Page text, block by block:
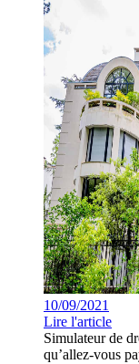
10/09/2021
Lire l'article
Simulateur de
qu’allez-vous